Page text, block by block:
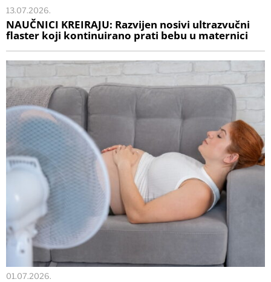
13.07.2026.
NAUČNICI KREIRAJU: Razvijen nosivi ultrazvučni
flaster koji kontinuirano prati bebu u maternici
01.07.2026.